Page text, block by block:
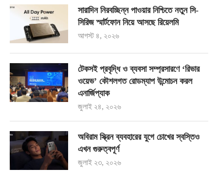
সারাদিন নিরবচ্ছিন্ন পাওয়ার নিশ্চিতে নতুন সি-
সিরিজ স্মার্টফোন নিয়ে আসছে রিয়েলমি
আগস্ট ৪, ২০২৬
টেকসই প্রবৃদ্ধি ও ব্যবসা সম্প্রসারণে ‘রিভার
ওয়েভ’ কৌশলগত রোডম্যাপ উন্মোচন করল
এনার্জিপ্যাক
জুলাই ২৪, ২০২৬
অবিরাম স্ক্রিন ব্যবহারের যুগে চোখের স্বস্তিও
এখন গুরুত্বপূর্ণ
জুলাই ২৩, ২০২৬